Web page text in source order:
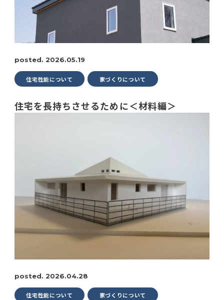
posted. 2026.05.19
住宅性能について 家づくりについて
住宅を長持ちさせるために＜材料編＞
posted. 2026.04.28
住宅性能について 家づくりについて